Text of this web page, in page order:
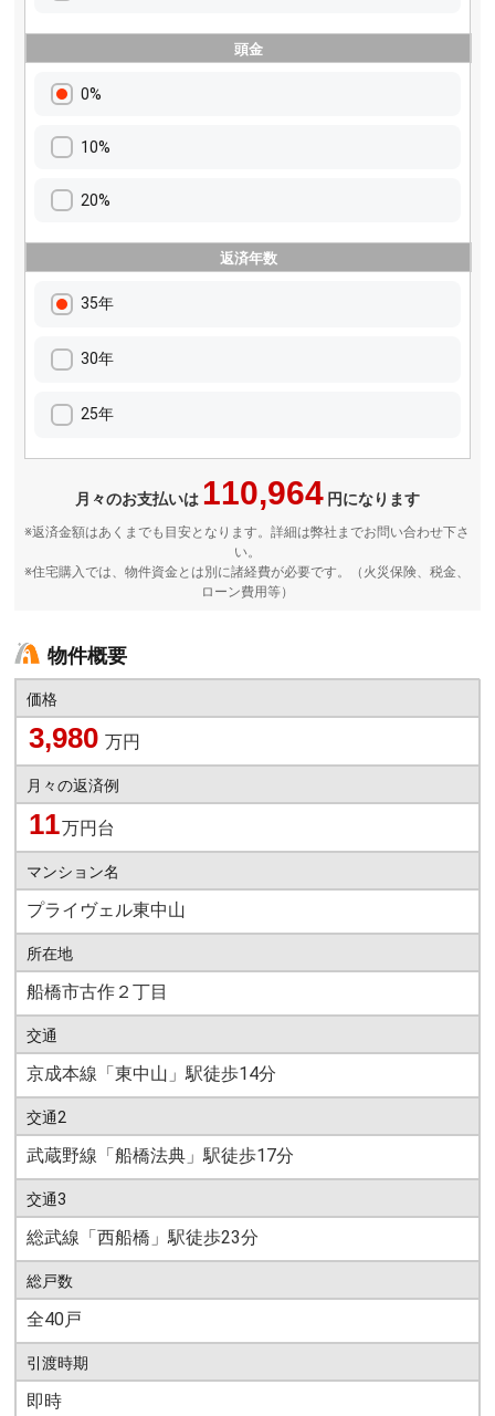
頭金
0%
10%
20%
返済年数
35年
30年
25年
月々のお支払いは 110,964 円になります
※返済金額はあくまでも目安となります。詳細は弊社までお問い合わせ下さ
い。
※住宅購入では、物件資金とは別に諸経費が必要です。（火災保険、税金、
ローン費用等）
物件概要
価格
3,980 万円
月々の返済例
11万円台
マンション名
プライヴェル東中山
所在地
船橋市古作２丁目
交通
京成本線「東中山」駅徒歩14分
交通2
武蔵野線「船橋法典」駅徒歩17分
交通3
総武線「西船橋」駅徒歩23分
総戸数
全40戸
引渡時期
即時